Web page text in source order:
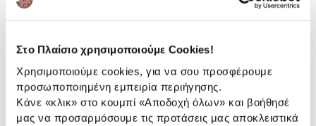
Στο Πλαίσιο χρησιμοποιούμε Cookies!
Χρησιμοποιούμε cookies, για να σου προσφέρουμε
προσωποποιημένη εμπειρία περιήγησης.
Κάνε «κλικ» στο κουμπί «Αποδοχή όλων» και βοήθησέ
μας να προσαρμόσουμε τις προτάσεις μας αποκλειστικά
αντικειμένων σου.
Διαστάσεις: 280 m
Συσκευασία 280m